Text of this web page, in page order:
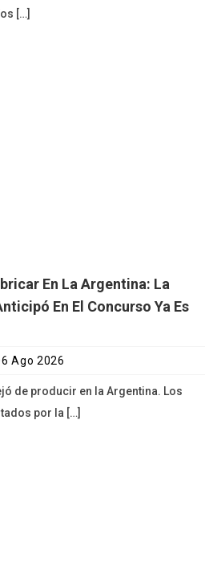
[…]
En La Argentina: La
En El Concurso Ya Es
Ago 2026
de producir en la Argentina. Los
por la […]